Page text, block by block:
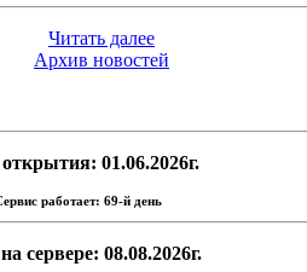
Читать далее
Архив новостей
01.06.2026г.
работает: 69-й день
сервере: 08.08.2026г.